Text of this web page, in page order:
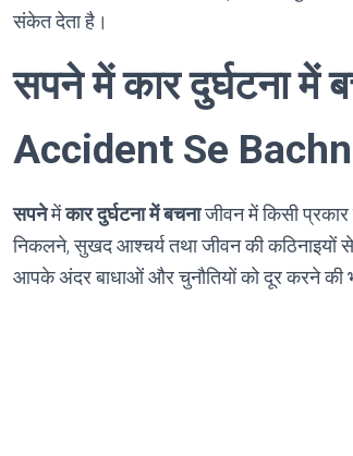
संकेत देता है।
सपने में कार दुर्घटना
Accident Se
सपनेमेंकार दुर्घटना में बचनाजीवन में किसी
निकलने, सुखद आश्चर्य तथा जीवन की कठिनाइयों
आपके अंदर बाधाओं और चुनौतियों को दूर करने की